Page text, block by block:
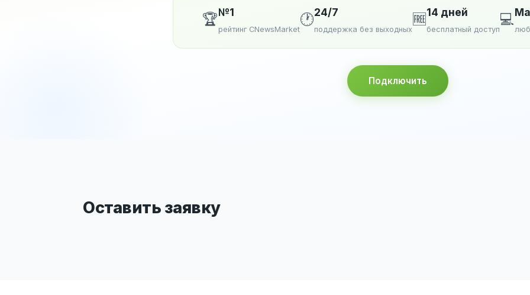
🏆№1
рейтинг CNewsMarket
🕐24/7
поддержка без выходных
🆓14 дней
бесплатный доступ
💻
Подключить
Оставить заявку